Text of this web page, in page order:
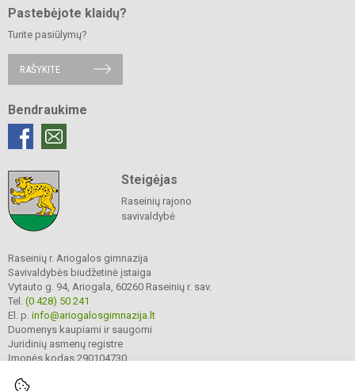
Pastebėjote klaidų?
Turite pasiūlymų?
RAŠYKITE
Bendraukime
Steigėjas
Raseinių rajono
savivaldybė
Raseinių r. Ariogalos gimnazija
Savivaldybės biudžetinė įstaiga
Vytauto g. 94, Ariogala, 60260 Raseinių r. sav.
Tel. (0 428) 50 241
El. p. info@ariogalosgimnazija.lt
Duomenys kaupiami ir saugomi
Juridinių asmenų registre
Įmonės kodas 290104730